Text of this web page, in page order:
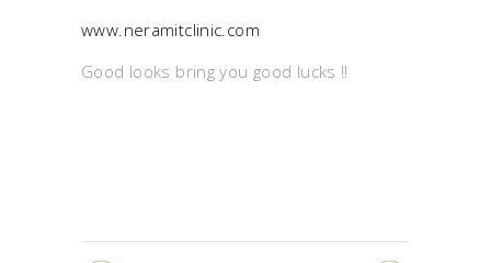
www.neramitclinic.com
Good looks bring you good lucks !!